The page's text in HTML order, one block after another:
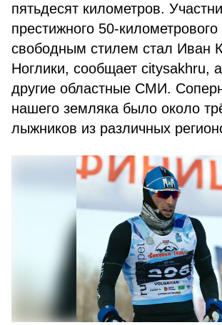
пятьдесят километров.
престижного 50-
свободным стилем стал Иван
Ноглики, сообщает citysakhru,
другие областные СМИ.
нашего земляка было около
лыжников из различных